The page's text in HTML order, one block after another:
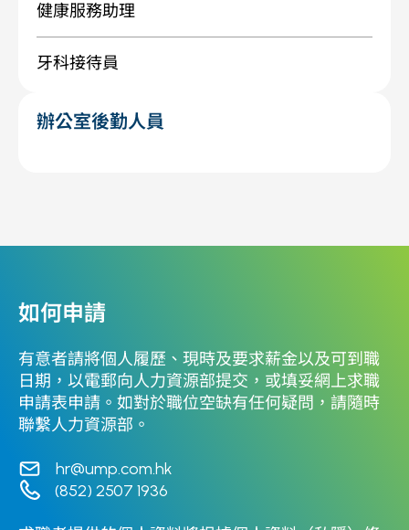
健康服務助理
牙科接待員
辦公室後勤人員
如何申請
有意者請將個人履歷、現時及要求薪金以及可到職
日期，以電郵向人力資源部提交，或填妥網上求職
申請表申請。如對於職位空缺有任何疑問，請隨時
聯繫人力資源部。
hr@ump.com.hk
(852) 2507 1936